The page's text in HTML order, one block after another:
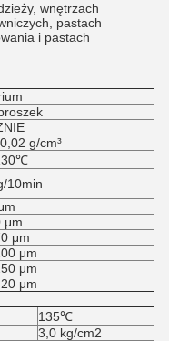
wnętrzach
pastach
i pastach
g/cm³
10min
μm
μm
μm
μm
μm
135℃
3,0 kg/cm2